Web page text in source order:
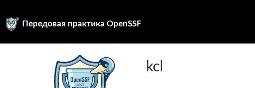
Передовая практика OpenSSF
kcl